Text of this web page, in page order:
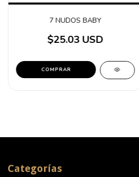
7 NUDOS BABY
$25.03 USD
Categorías